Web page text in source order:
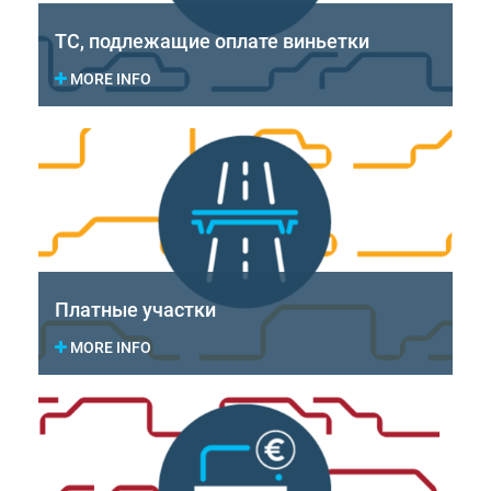
ТС, подлежащие оплате виньетки
MORE INFO
Платные участки
MORE INFO